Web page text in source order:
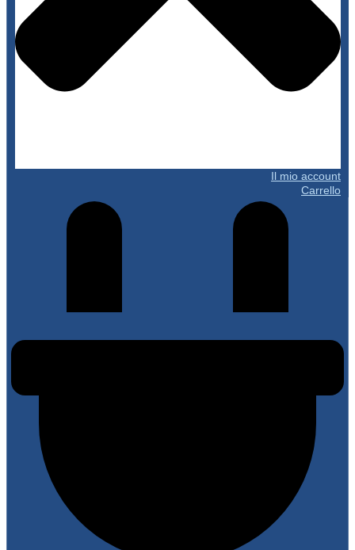
Il mio account
Carrello